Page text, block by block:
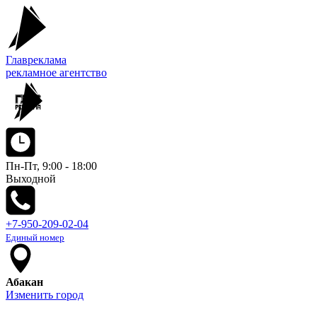
Главреклама
рекламное агентство
Пн-Пт, 9:00 - 18:00
Выходной
+7-950-209-02-04
Единый номер
Абакан
Изменить город